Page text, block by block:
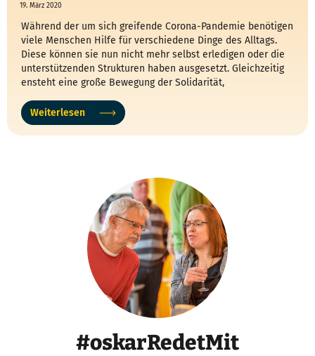
19. März 2020
Während der um sich greifende Corona-Pandemie benötigen
viele Menschen Hilfe für verschiedene Dinge des Alltags.
Diese können sie nun nicht mehr selbst erledigen oder die
unterstützenden Strukturen haben ausgesetzt. Gleichzeitig
ensteht eine große Bewegung der Solidarität,
Weiterlesen
#oskarRedetMit